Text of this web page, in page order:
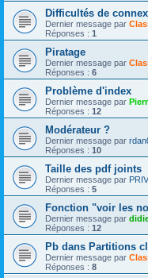
Difficultés de
Dernier message par
Réponses : 1
Piratage
Dernier message par
Réponses : 6
Problème d'index
Dernier message par
Réponses : 12
Modérateur ?
Dernier message par
Réponses : 10
Taille des pdf joints
Dernier message par
Réponses : 5
Fonction "voir les
Dernier message par
Réponses : 12
Pb dans Partitions
Dernier message par
Réponses : 8